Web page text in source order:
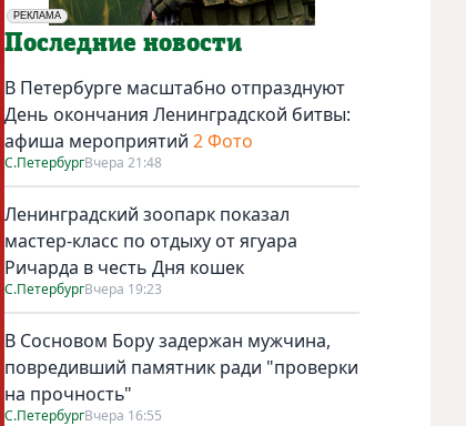
РЕКЛАМА
Социальная реклама
Последние новости
В Петербурге масштабно отпразднуют
День окончания Ленинградской битвы:
афиша мероприятий 2 Фото
С.ПетербургВчера 21:48
Ленинградский зоопарк показал
мастер-класс по отдыху от ягуара
Ричарда в честь Дня кошек
С.ПетербургВчера 19:23
В Сосновом Бору задержан мужчина,
повредивший памятник ради "проверки
на прочность"
С.ПетербургВчера 16:55